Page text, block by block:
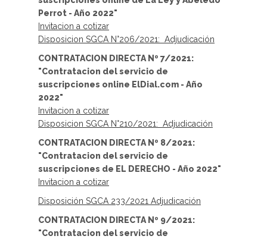
Perrot - Año 2022"
Invitacion a cotizar
Disposicion SGCA N°206/2021: Adjudicación
CONTRATACION DIRECTA Nº 7/2021:
"Contratacion del servicio de
suscripciones online ElDial.com - Año
2022"
Invitacion a cotizar
Disposicion SGCA N°210/2021: Adjudicación
CONTRATACION DIRECTA Nº 8/2021:
"Contratacion del servicio de
suscripciones de EL DERECHO - Año 2022"
Invitacion a cotizar
Disposición SGCA 233/2021 Adjudicación
CONTRATACION DIRECTA Nº 9/2021:
"Contratacion del servicio de